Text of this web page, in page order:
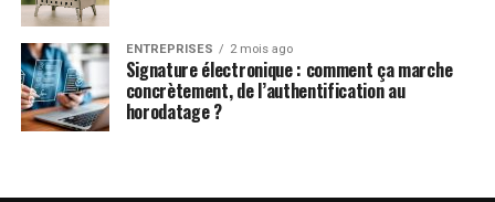
ENTREPRISES 2 mois ago
Signature électronique : comment ça marche
concrètement, de l’authentification au
horodatage ?